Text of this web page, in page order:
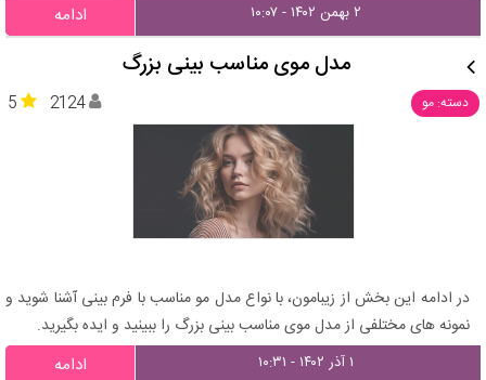
۲ بهمن ۱۴۰۲ - ۱۰:۰۷ ادامه
مدل موی مناسب بینی بزرگ
دسته: مو 5 2124
در ادامه این بخش از زیبامون، با نواع مدل مو مناسب با فرم بینی آشنا شوید و
نمونه های مختلفی از مدل موی مناسب بینی بزرگ را ببینید و ایده بگیرید.
۱ آذر ۱۴۰۲ - ۱۰:۳۱ ادامه